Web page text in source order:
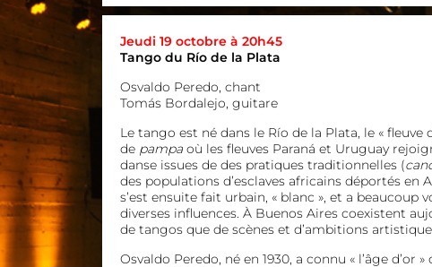
Jeudi 19 octobre à 20h45
Tango du Río de la Plata
Osvaldo Peredo, chant
Tomás Bordalejo, guitare
Le tango est né dans le Río de la Plata, le « fleuve
de pampaoù les fleuves Paraná et Uruguay
danse issues de des pratiques traditionnelles (
des populations d’esclaves africains déportés en
s’est ensuite fait urbain, « blanc », et a beaucoup
diverses influences. À Buenos Aires coexistent
de tangos que de scènes et d’ambitions
Osvaldo Peredo, né en 1930, a connu « l’âge d’or